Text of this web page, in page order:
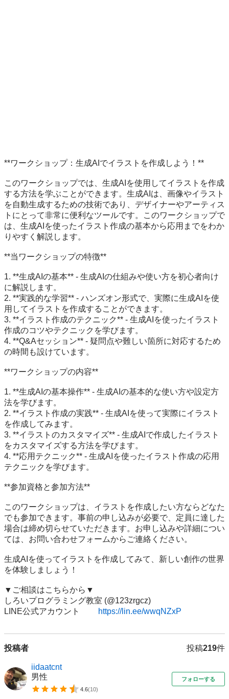
**ワークショップ：生成AIでイラストを作成しよう！**
このワークショップでは、生成AIを使用してイラストを作成
する方法を学ぶことができます。生成AIは、画像やイラスト
を自動生成するための技術であり、デザイナーやアーティス
トにとって非常に便利なツールです。このワークショップで
は、生成AIを使ったイラスト作成の基本から応用までをわか
りやすく解説します。
**当ワークショップの特徴**
1. **生成AIの基本** - 生成AIの仕組みや使い方を初心者向け
に解説します。
2. **実践的な学習** - ハンズオン形式で、実際に生成AIを使
用してイラストを作成することができます。
3. **イラスト作成のテクニック** - 生成AIを使ったイラスト
作成のコツやテクニックを学びます。
4. **Q&Aセッション** - 疑問点や難しい箇所に対応するため
の時間も設けています。
**ワークショップの内容**
1. **生成AIの基本操作** - 生成AIの基本的な使い方や設定方
法を学びます。
2. **イラスト作成の実践** - 生成AIを使って実際にイラスト
を作成してみます。
3. **イラストのカスタマイズ** - 生成AIで作成したイラスト
をカスタマイズする方法を学びます。
4. **応用テクニック** - 生成AIを使ったイラスト作成の応用
テクニックを学びます。
**参加資格と参加方法**
このワークショップは、イラストを作成したい方ならどなた
でも参加できます。事前の申し込みが必要で、定員に達した
場合は締め切らせていただきます。お申し込みや詳細につい
ては、お問い合わせフォームからご連絡ください。
生成AIを使ってイラストを作成してみて、新しい創作の世界
を体験しましょう！
▼ご相談はこちらから▼
しろいプログラミング教室 (@123zrgcz)
LINE公式アカウント
https://lin.ee/wwqNZxP
投稿者 投稿219件
iidaatcnt
男性
4.6(10)
フォローする